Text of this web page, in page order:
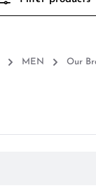
MEN Our